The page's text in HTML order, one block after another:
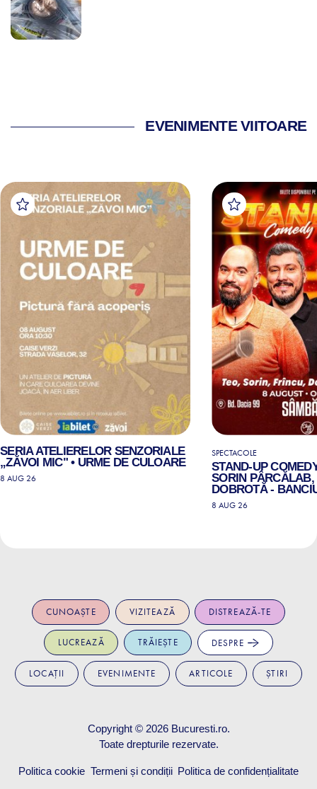
EVENIMENTE VIITOARE
SERIA ATELIERELOR SENZORIALE
„ZĂVOI MIC" • URME DE CULOARE
8 AUG 26
SPECTACOLE
STAND-UP
SORIN PÂRCĂLAB,
DOBROTĂ -
8 AUG 26
CUNOAȘTE VIZITEAZĂ DISTREAZĂ-TE
LUCREAZĂ TRĂIEȘTE DESPRE
LOCAȚII EVENIMENTE ARTICOLE ȘTIRI
Copyright © 2026 Bucuresti.ro.
Toate drepturile rezervate.
Politica cookie Termeni și condiții Politica de confidențialitate